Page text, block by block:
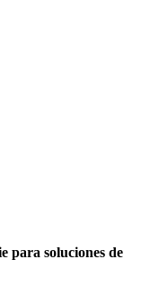
para soluciones de